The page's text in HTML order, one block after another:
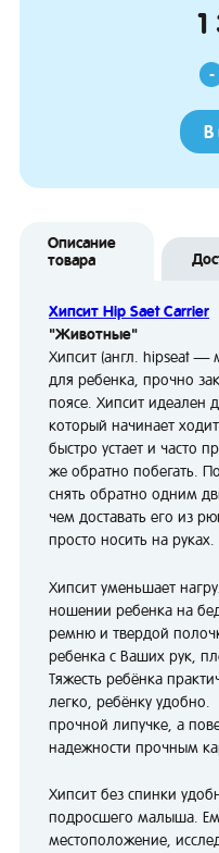
1
-
В
Описание
товара
Хипсит Hip Saet Carrier
"Животные"
Хипсит (англ. hipseat —
для ребенка, прочно
поясе. Хипсит
который начинает
быстро устает и часто
же обратно побегать.
снять обратно одним
чем доставать его из
просто носить на руках.
Хипсит уменьшает
ношении ребенка на
ремню и твердой
ребенка с Ваших рук,
Тяжесть ребёнка
легко, ребёнку
прочной липучке, а
надежности прочным
Хипсит без спинки
подросшего малыша.
местоположение,